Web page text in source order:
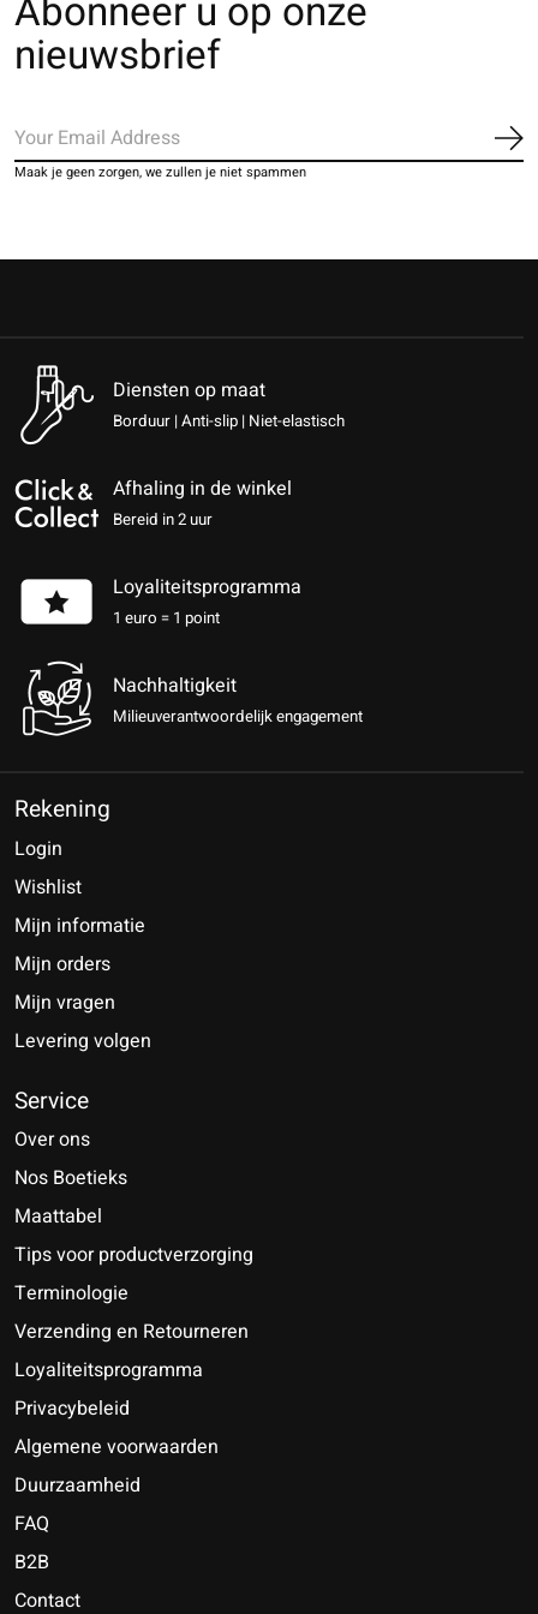
Abonneer u op onze
nieuwsbrief
Maak je geen zorgen, we zullen je niet spammen
Diensten op maat
Borduur | Anti-slip | Niet-elastisch
Afhaling in de winkel
Bereid in 2 uur
Loyaliteitsprogramma
1 euro = 1 point
Nachhaltigkeit
Milieuverantwoordelijk engagement
Rekening
Login
Wishlist
Mijn informatie
Mijn orders
Mijn vragen
Levering volgen
Service
Over ons
Nos Boetieks
Maattabel
Tips voor productverzorging
Terminologie
Verzending en Retourneren
Loyaliteitsprogramma
Privacybeleid
Algemene voorwaarden
Duurzaamheid
FAQ
B2B
Contact